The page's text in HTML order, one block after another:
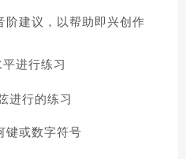
阶建议，以帮助即兴创作
进行练习
进行的练习
键或数字符号